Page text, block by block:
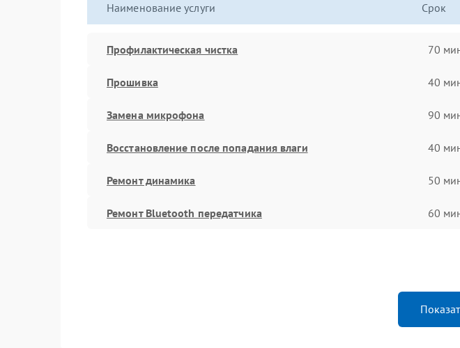
Наименование услуги Срок
Профилактическая чистка 70
Прошивка 40
Замена микрофона 90
Восстановление после попадания влаги 40
Ремонт динамика 50
Ремонт Bluetooth передатчика 60